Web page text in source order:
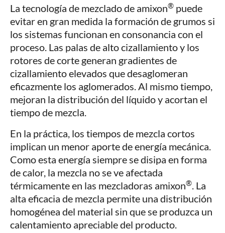
La tecnología de mezclado de amixon® puede
evitar en gran medida la formación de grumos si
los sistemas funcionan en consonancia con el
proceso. Las palas de alto cizallamiento y los
rotores de corte generan gradientes de
cizallamiento elevados que desaglomeran
eficazmente los aglomerados. Al mismo tiempo,
mejoran la distribución del líquido y acortan el
tiempo de mezcla.
En la práctica, los tiempos de mezcla cortos
implican un menor aporte de energía mecánica.
Como esta energía siempre se disipa en forma
de calor, la mezcla no se ve afectada
térmicamente en las mezcladoras amixon®. La
alta eficacia de mezcla permite una distribución
homogénea del material sin que se produzca un
calentamiento apreciable del producto.